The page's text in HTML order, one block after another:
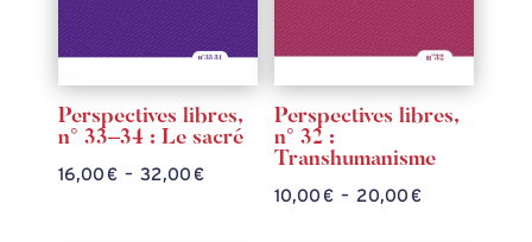
Perspectives libres,
n° 33–34 : Le sacré
16,00€ – 32,00€Plage
Perspectives libres,
n° 32 :
Transhumanisme
10,00 € – 20,00 €Plage